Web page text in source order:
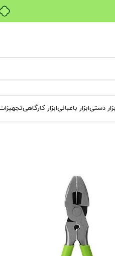
دستیابزار باغبانیابزار کارگاهی